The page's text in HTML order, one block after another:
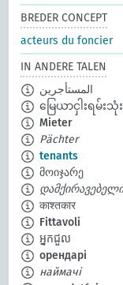
BREDER CONCEPT
acteurs du foncier
IN ANDERE TALEN
المستأجرين
မြေယာငှါးရမ်းသုံ
Mieter
Pächter
tenants
მოიჯარე
काश्तकार
Fittavoli
អ្នកជួល
орендарі
наймачі